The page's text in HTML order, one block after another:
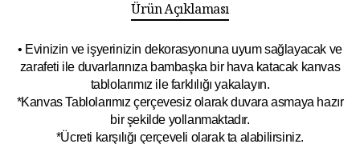
Ürün Açıklaması
• Evinizin ve işyerinizin dekorasyonuna uyum sağlayacak ve
zarafeti ile duvarlarınıza bambaşka bir hava katacak kanvas
tablolarımız ile farklılığı yakalayın.
*Kanvas Tablolarımız çerçevesiz olarak duvara asmaya hazır
bir şekilde yollanmaktadır.
*Ücreti karşılığı çerçeveli olarak ta alabilirsiniz.